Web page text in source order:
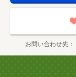
お問い合わせ先